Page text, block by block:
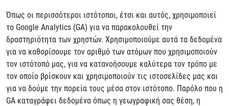
Όπως οι περισσότεροι ιστότοποι, έτσι και αυτός, χρησιμοποιεί
το Google Analytics (GA) για να παρακολουθεί την
δραστηριότητα των χρηστών. Χρησιμοποιούμε αυτά τα δεδομένα
για να καθορίσουμε τον αριθμό των ατόμων που χρησιμοποιούν
τον ιστότοπό μας, για να κατανοήσουμε καλύτερα τον τρόπο με
τον οποίο βρίσκουν και χρησιμοποιούν τις ιστοσελίδες μας και
για να δούμε την πορεία τους μέσα στον ιστότοπο. Παρόλο που η
GA καταγράφει δεδομένα όπως η γεωγραφική σας θέση, η